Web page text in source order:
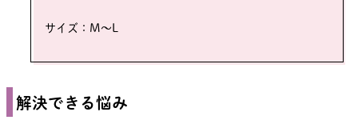
サイズ：M～L
解決できる悩み